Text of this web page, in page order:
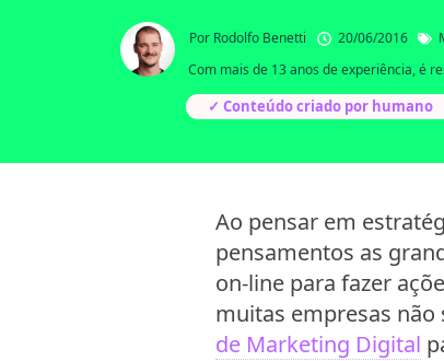
Por Rodolfo Benetti 20/06/2016
Com mais de 13 anos de experiência, é
✓ Conteúdo criado por humano
Ao pensar em
pensamentos as
on-line para fazer
muitas empresas não
de Marketing Digital